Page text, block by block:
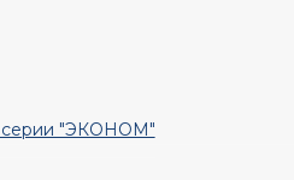
серии "ЭКОНОМ"